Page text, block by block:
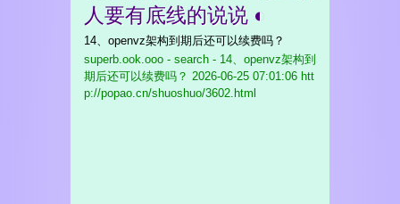
人要有底线的说说 ◐
14、openvz架构到期后还可以续费吗？
superb.ook.ooo - search - 14、openvz架构到
期后还可以续费吗？ 2026-06-25 07:01:06 htt
p://popao.cn/shuoshuo/3602.html